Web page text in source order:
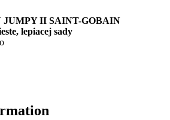
JUMPY II SAINT-GOBAIN
lepiacej sady